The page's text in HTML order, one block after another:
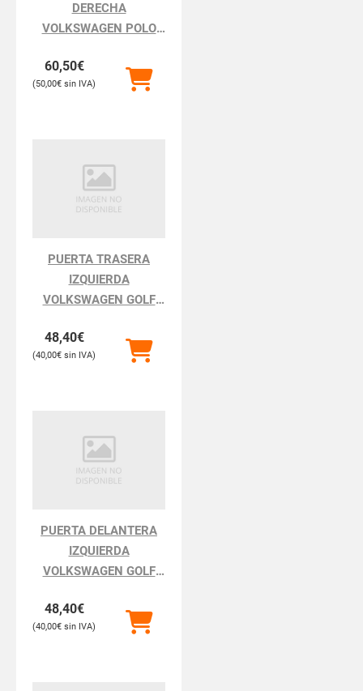
DERECHA
VOLKSWAGEN POLO
60,50€
50,00€
PUERTA TRASERA
IZQUIERDA
VOLKSWAGEN GOLF
48,40€
40,00€
PUERTA DELANTERA
IZQUIERDA
VOLKSWAGEN GOLF
48,40€
40,00€